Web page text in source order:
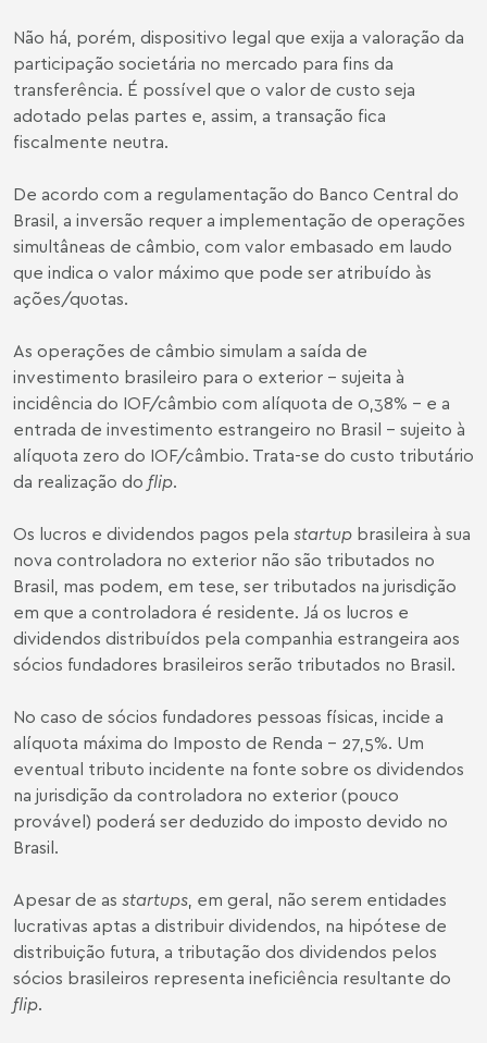
Não há, porém, dispositivo legal que exija a valoração da
participação societária no mercado para fins da
transferência. É possível que o valor de custo seja
adotado pelas partes e, assim, a transação fica
fiscalmente neutra.
De acordo com a regulamentação do Banco Central do
Brasil, a inversão requer a implementação de operações
simultâneas de câmbio, com valor embasado em laudo
que indica o valor máximo que pode ser atribuído às
ações/quotas.
As operações de câmbio simulam a saída de
investimento brasileiro para o exterior – sujeita à
incidência do IOF/câmbio com alíquota de 0,38% – e a
entrada de investimento estrangeiro no Brasil – sujeito à
alíquota zero do IOF/câmbio. Trata-se do custo tributário
da realização do flip.
Os lucros e dividendos pagos pela startup brasileira à sua
nova controladora no exterior não são tributados no
Brasil, mas podem, em tese, ser tributados na jurisdição
em que a controladora é residente. Já os lucros e
dividendos distribuídos pela companhia estrangeira aos
sócios fundadores brasileiros serão tributados no Brasil.
No caso de sócios fundadores pessoas físicas, incide a
alíquota máxima do Imposto de Renda – 27,5%. Um
eventual tributo incidente na fonte sobre os dividendos
na jurisdição da controladora no exterior (pouco
provável) poderá ser deduzido do imposto devido no
Brasil.
Apesar de as startups , em geral, não serem entidades
lucrativas aptas a distribuir dividendos, na hipótese de
distribuição futura, a tributação dos dividendos pelos
sócios brasileiros representa ineficiência resultante do
flip.